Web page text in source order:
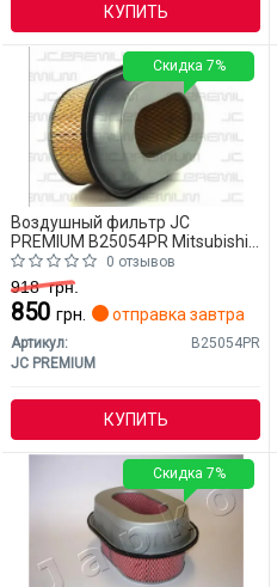
КУПИТЬ
Воздушный фильтр JC
PREMIUM B25054PR Mitsubishi
L400
0 отзывов
918грн.
850 грн. отправка завтра
Артикул:
B25054PR
JC PREMIUM
КУПИТЬ
Скидка 7%
Скидка 7%